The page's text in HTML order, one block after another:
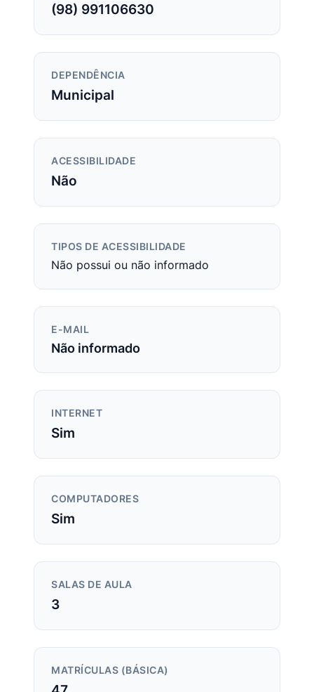
(98) 991106630
DEPENDÊNCIA
Municipal
ACESSIBILIDADE
Não
TIPOS DE ACESSIBILIDADE
Não possui ou não informado
E-MAIL
Não informado
INTERNET
Sim
COMPUTADORES
Sim
SALAS DE AULA
3
MATRÍCULAS (BÁSICA)